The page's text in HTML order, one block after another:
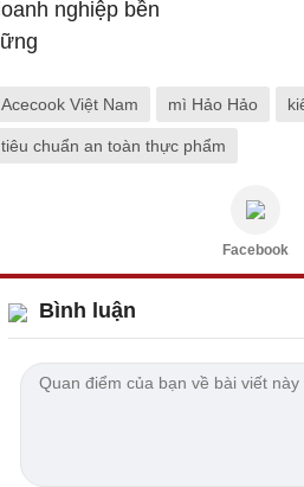
Acecook Việt Nam mì Hảo Hảo
tiêu chuẩn an toàn thực phẩm
Facebook
Bình luận